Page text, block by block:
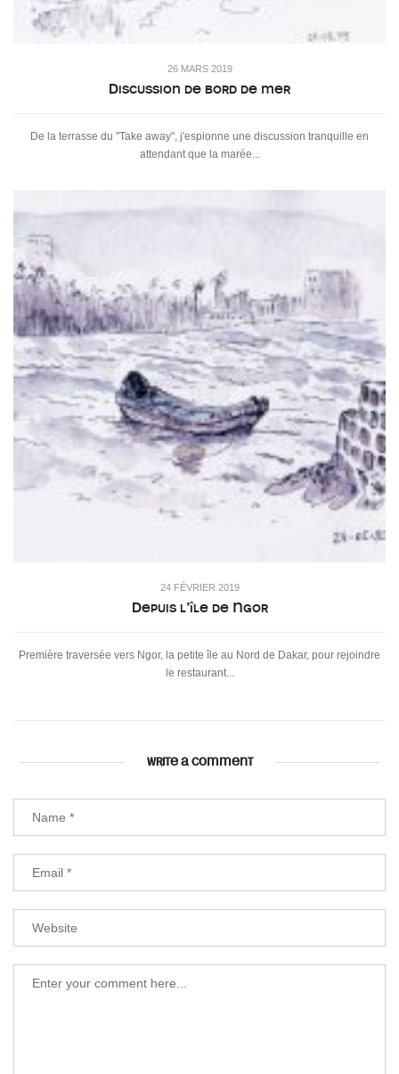
26 MARS 2019
Discussion de bord de mer
De la terrasse du "Take away", j'espionne une discussion tranquille en
attendant que la marée...
24 FÉVRIER 2019
Depuis l’île de Ngor
Première traversée vers Ngor, la petite île au Nord de Dakar, pour rejoindre
le restaurant...
WRITE A COMMENT